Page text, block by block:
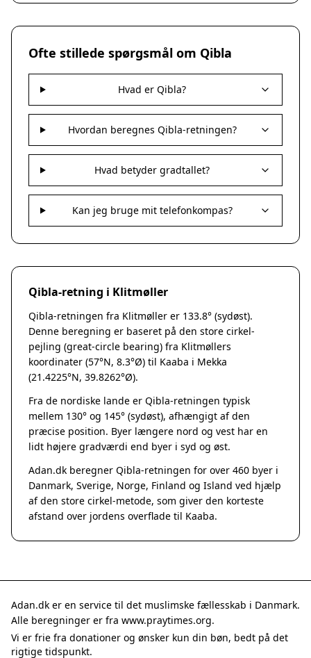
Kalundborg
Korsør
Nykøbing Sjælland
Præstø
Sorø
Stege
Svendstrup
Vordingborg
Assens
Bogense
Faaborg
Kerteminde
Middelfart
Munkebo
Ringe
Rudkøbing
Ebeltoft
Galten
Grenaa
Hedensted
Hinnerup
Hobro
Mariager
Odder
Purhus
Rønde
Tranbjerg
Trustrup
Billund
Ofte stillede spørgsmål om Qibla
Hvad er Qibla?
Hvordan beregnes Qibla-retningen?
Hvad betyder gradtallet?
Kan jeg bruge mit telefonkompas?
Qibla-retning i Klitmøller
Qibla-retningen fra Klitmøller er 133.8° (sydøst).
Denne beregning er baseret på den store cirkel-
pejling (great-circle bearing) fra Klitmøllers
koordinater (57°N, 8.3°Ø) til Kaaba i Mekka
(21.4225°N, 39.8262°Ø).
Fra de nordiske lande er Qibla-retningen typisk
mellem 130° og 145° (sydøst), afhængigt af den
præcise position. Byer længere nord og vest har en
lidt højere gradværdi end byer i syd og øst.
Adan.dk beregner Qibla-retningen for over 460 byer i
Danmark, Sverige, Norge, Finland og Island ved hjælp
af den store cirkel-metode, som giver den korteste
afstand over jordens overflade til Kaaba.
Adan.dk er en service til det muslimske fællesskab i Danmark.
Alle beregninger er fra www.praytimes.org.
Vi er frie fra donationer og ønsker kun din bøn, bedt på det
rigtige tidspunkt.